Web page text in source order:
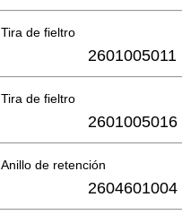
Tira de fieltro
2601005011
Tira de fieltro
2601005016
Anillo de retención
2604601004